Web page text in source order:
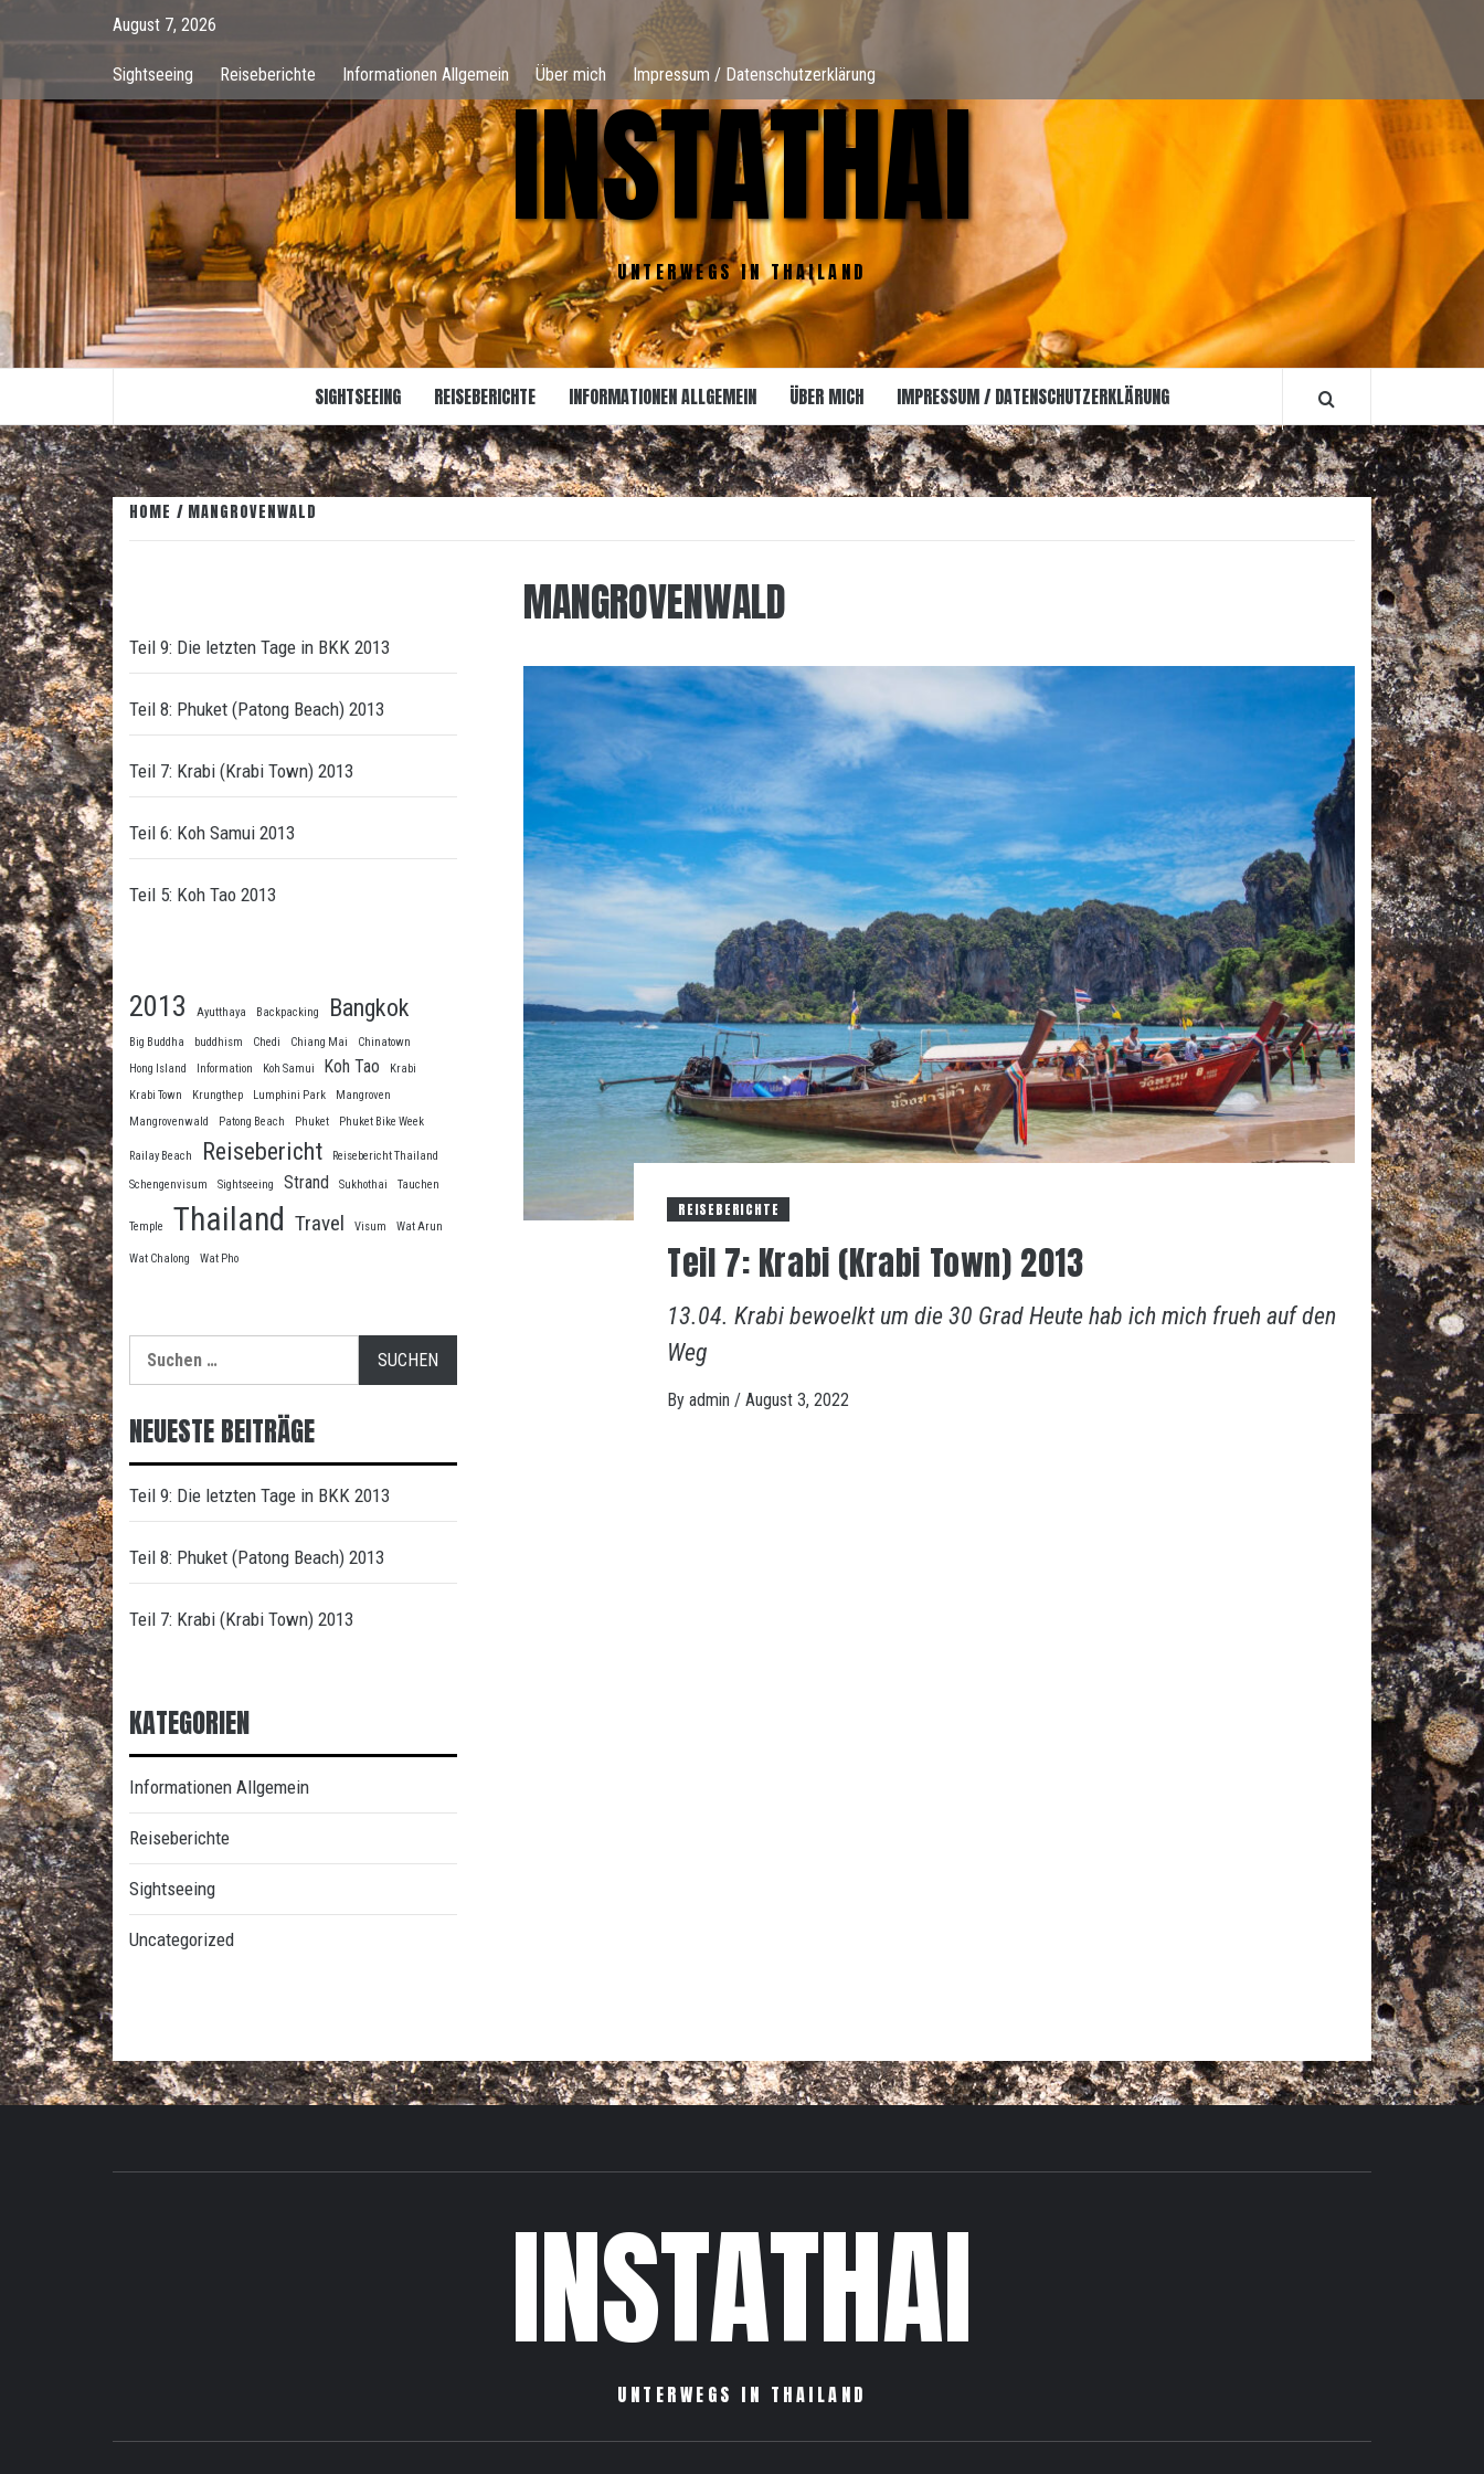
to
August 7, 2026
Sightseeing Reiseberichte Informationen Allgemein Über mich Impressum / Datenschutzerklärung
Impressum
INSTATHAI
UNTERWEGS IN THAILAND
SIGHTSEEING REISEBERICHTE INFORMATIONEN ALLGEMEIN ÜBER MICH IMPRESSUM / DATENSCHUTZERKLÄRUNG
HOME MANGROVENWALD
MANGROVENWALD
REISEBERICHTE
Teil 7: Krabi (Krabi Town) 2013
13.04. Krabi bewoelkt um die 30 Grad Heute hab ich mich frueh auf den
Weg
By admin / August 3, 2022
Teil 9: Die letzten Tage in BKK 2013
Teil 8: Phuket (Patong Beach) 2013
Teil 7: Krabi (Krabi Town) 2013
Teil 6: Koh Samui 2013
Teil 5: Koh Tao 2013
2013 Ayutthaya Backpacking Bangkok
Big Buddha buddhism Chedi Chiang Mai
Chinatown
Hong Island
Information Koh Samui Koh Tao
Krabi
Krabi Town
Krungthep Lumphini Park
Mangroven
Mangrovenwald
Patong Beach Phuket Phuket Bike Week
Railay Beach Reisebericht
Reisebericht Thailand
Schengenvisum
Sightseeing Strand Sukhothai Tauchen
Temple Thailand Travel Visum Wat Arun
Wat Chalong Wat Pho
nach:
NEUESTE BEITRÄGE
Teil 9: Die letzten Tage in BKK 2013
Teil 8: Phuket (Patong Beach) 2013
Teil 7: Krabi (Krabi Town) 2013
KATEGORIEN
Informationen Allgemein
Reiseberichte
Sightseeing
Uncategorized
INSTATHAI
UNTERWEGS IN THAILAND